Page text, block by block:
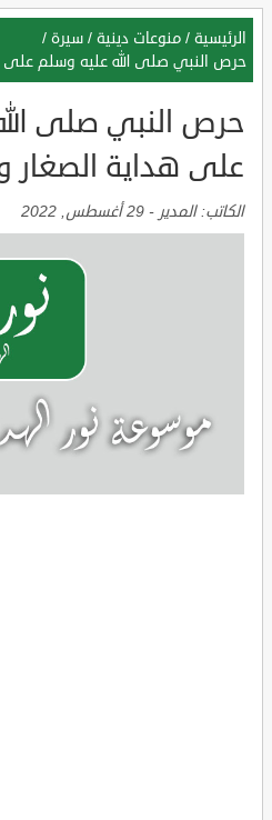
الرئيسية / منوعات دينية / سيرة /
حرص النبي صلى الله عليه وسلم على
حرص النبي صلى
على هداية الصغار
الكاتب:المدير - 29 أغسطس, 2022